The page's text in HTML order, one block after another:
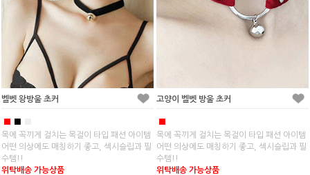
벨벳 왕방울 초커
■ ■
목에 꼭끼게 걸치는 목걸이 타입 패션 아이템
어떤 의상에도 매칭하기 좋고, 섹시슬립과 필
수템!!
위탁배송 가능상품
고양이 벨벳 방울 초커
■
목에 꼭끼게 걸치는 목걸이 타입 패션 아이템
어떤 의상에도 매칭하기 좋고, 섹시슬립과 필
수템!!
위탁배송 가능상품